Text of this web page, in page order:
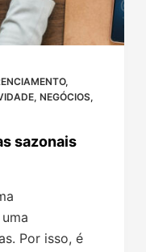
,
, NEGÓCIOS,
sazonais
Por isso, é